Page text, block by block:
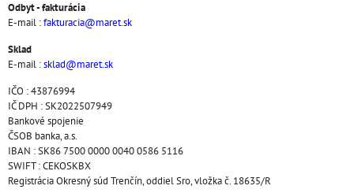
Odbyt - fakturácia
E-mail :fakturacia@maret.sk
Sklad
E-mail :sklad@maret.sk
IČO : 43876994
IČ DPH : SK2022507949
Bankové spojenie
ČSOB banka, a.s.
IBAN : SK86 7500 0000 0040 0586 5116
SWIFT : CEKOSKBX
Registrácia Okresný súd Trenčín, oddiel Sro, vložka č. 18635/R